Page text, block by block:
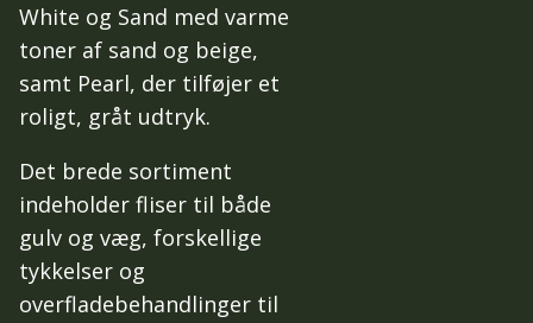
White og Sand med varme
toner af sand og beige,
samt Pearl, der tilføjer et
roligt, gråt udtryk.
Det brede sortiment
indeholder fliser til både
gulv og væg, forskellige
tykkelser og
overfladebehandlinger til